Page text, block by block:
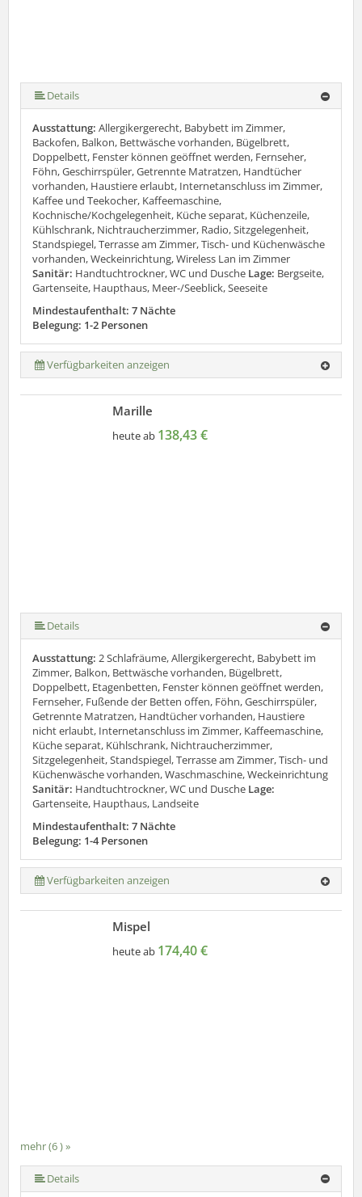
Details
Ausstattung: Allergikergerecht, Babybett im Zimmer,
Backofen, Balkon, Bettwäsche vorhanden, Bügelbrett,
Doppelbett, Fenster können geöffnet werden, Fernseher,
Föhn, Geschirrspüler, Getrennte Matratzen, Handtücher
vorhanden, Haustiere erlaubt, Internetanschluss im Zimmer,
Kaffee und Teekocher, Kaffeemaschine,
Kochnische/Kochgelegenheit, Küche separat, Küchenzeile,
Kühlschrank, Nichtraucherzimmer, Radio, Sitzgelegenheit,
Standspiegel, Terrasse am Zimmer, Tisch- und Küchenwäsche
vorhanden, Weckeinrichtung, Wireless Lan im Zimmer
Sanitär: Handtuchtrockner, WC und Dusche Lage: Bergseite,
Gartenseite, Haupthaus, Meer-/Seeblick, Seeseite
Mindestaufenthalt: 7 Nächte
Belegung: 1-2 Personen
Verfügbarkeiten anzeigen
Marille
heute ab 138,43 €
Details
Ausstattung: 2 Schlafräume, Allergikergerecht, Babybett im
Zimmer, Balkon, Bettwäsche vorhanden, Bügelbrett,
Doppelbett, Etagenbetten, Fenster können geöffnet werden,
Fernseher, Fußende der Betten offen, Föhn, Geschirrspüler,
Getrennte Matratzen, Handtücher vorhanden, Haustiere
nicht erlaubt, Internetanschluss im Zimmer, Kaffeemaschine,
Küche separat, Kühlschrank, Nichtraucherzimmer,
Sitzgelegenheit, Standspiegel, Terrasse am Zimmer, Tisch- und
Küchenwäsche vorhanden, Waschmaschine, Weckeinrichtung
Sanitär: Handtuchtrockner, WC und Dusche Lage:
Gartenseite, Haupthaus, Landseite
Mindestaufenthalt: 7 Nächte
Belegung: 1-4 Personen
Verfügbarkeiten anzeigen
mehr (6 ) »
mehr (6 ) »
mehr (6 ) »
Mispel
heute ab 174,40 €
Details